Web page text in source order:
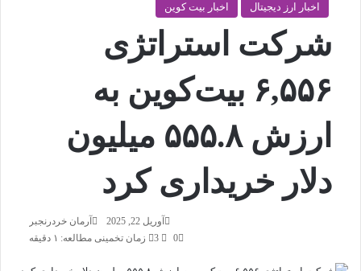
اخبار ارز دیجیتال اخبار بیت کوین
شرکت استراتژی
۶,۵۵۶ بیت‌کوین به
ارزش ۵۵۵.۸ میلیون
دلار خریداری کرد
آرمان خردرنجبر
آوریل 22, 2025
0
زمان تخمینی مطالعه: ۱ دقیقه